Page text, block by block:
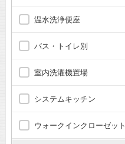
温水洗浄便座
バス・トイレ別
室内洗濯機置場
システムキッチン
ウォークインクローゼット